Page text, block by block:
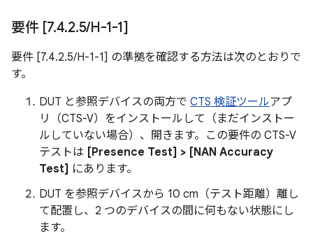
要件 [7.4.2.5/H-1-1]
要件 [7.4.2.5/H-1-1] の準拠を確認する方法は次のとおりで
す。
DUT と参照デバイスの両方で CTS 検証ツールアプ
リ（CTS-V）をインストールして（まだインストー
ルしていない場合）、開きます。この要件の CTS-V
テストは [Presence Test] > [NAN Accuracy
Test] にあります。
DUT を参照デバイスから 10 cm（テスト距離）離し
て配置し、2 つのデバイスの間に何もない状態にし
ます。